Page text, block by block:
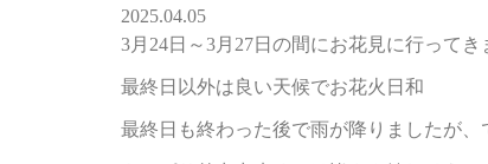
2025.04.05
3月24日～3月27日の間にお花見に行ってき
最終日以外は良い天候でお花火日和
最終日も終わった後で雨が降りましたが、